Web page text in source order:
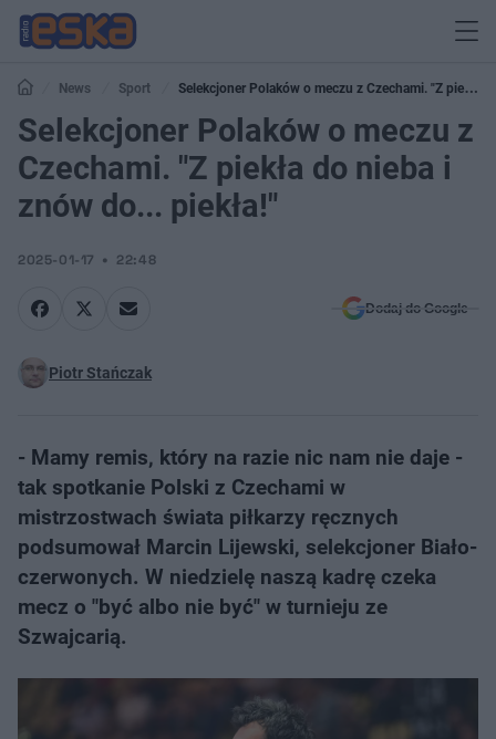
News Sport
Selekcjoner Polaków o meczu z Czechami. "Z piekła
do nieba i znów do... piekła!"
Selekcjoner Polaków o meczu z
Czechami. "Z piekła do nieba i
znów do... piekła!"
2025-01-17 22:48
Dodaj do Google
Piotr Stańczak
- Mamy remis, który na razie nic nam nie daje -
tak spotkanie Polski z Czechami w
mistrzostwach świata piłkarzy ręcznych
podsumował Marcin Lijewski, selekcjoner Biało-
czerwonych. W niedzielę naszą kadrę czeka
mecz o "być albo nie być" w turnieju ze
Szwajcarią.